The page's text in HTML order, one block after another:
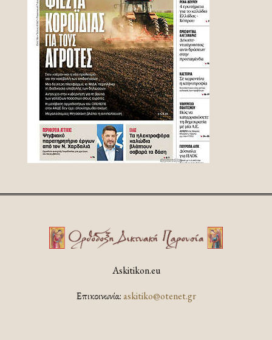
Askitikon.eu
Επικοινωνία:askitiko@otenet.gr